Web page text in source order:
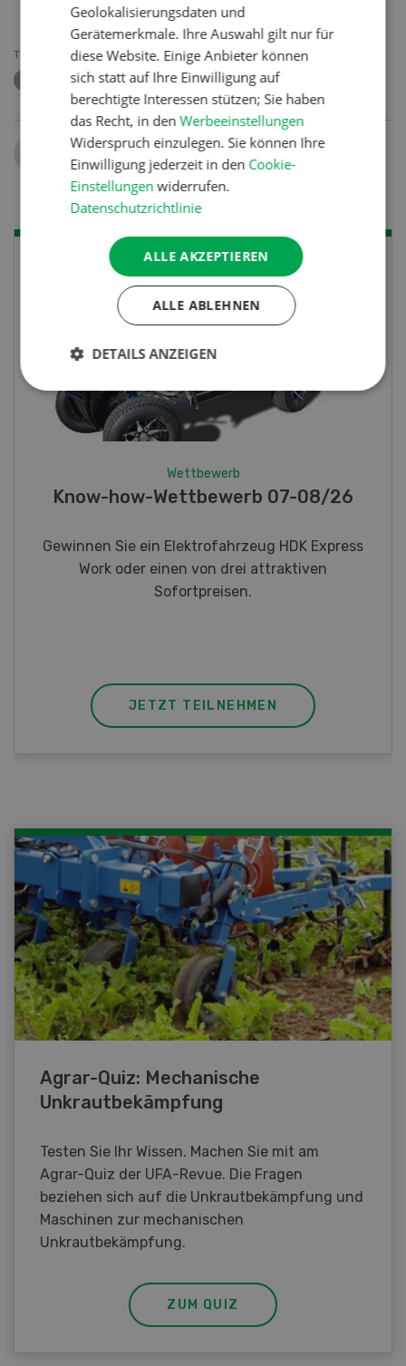
THEMEN
GETREIDE MYKOTOXIN
Fotorätsel 07-08/26
Gewinnen Sie eines von fünf LANDI
Taschenmessern
JETZT TEILNEHMEN
Agrar-Quiz: Mechanische
Unkrautbekämpfung
Testen Sie Ihr Wissen. Machen Sie mit am
Agrar-Quiz der UFA-Revue. Die Fragen
beziehen sich auf die Unkrautbekämpfung und
Maschinen zur mechanischen
Unkrautbekämpfung.
ZUM QUIZ
Geolokalisierungsdaten und
Gerätemerkmale. Ihre Auswahl gilt nur für
diese Website. Einige Anbieter können
sich statt auf Ihre Einwilligung auf
berechtigte Interessen stützen; Sie haben
das Recht, in denWerbeeinstellungen
Widerspruch einzulegen. Sie können Ihre
Einwilligung jederzeit in den Cookie-
Einstellungen widerrufen.
Datenschutzrichtlinie
ALLE AKZEPTIEREN
ALLE ABLEHNEN
DETAILS ANZEIGEN